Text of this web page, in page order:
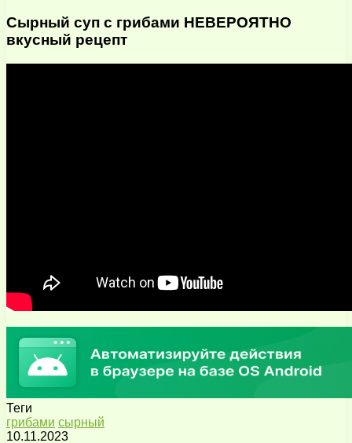
Сырный суп с грибами НЕВЕРОЯТНО
вкусный рецепт
Теги
грибами сырный
10.11.2023